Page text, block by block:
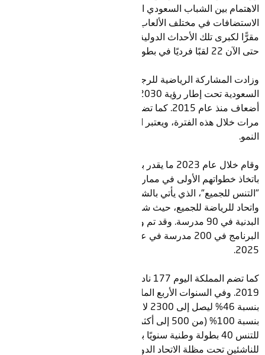
الاهتمام بين الشباب السعودي المتحمسين للرياضة، وزيادة عدد
الاستضافات في مختلف الألعاب والرياضات، وأن تصبح المملكة
مقرًّا لكبرى تلك الأحداث الدولية. وسيدعم تواجد نادال الذي حقق
حتى الآن 22 لقبًا فرديًا في بطولات الجراند سلام هذا التحول.
وزادت المشاركة الرياضية للرجال والنساء في المملكة العربية
أضعاف منذ عام 2015. كما تضاعف عدد الاتحادات الرياضية ثلاث
مرات خلال هذه الفترة، ويعتبر الاتحاد السعودي للتنس مثالاً لهذا
النمو.
باتخاذ خطواتهم الأولى في ممارسة رياضة التنس بفضل برنامج
"التنس للجميع"، الذي يأتي بالشراكة بين الاتحاد السعودي للتنس
واتحاد للرياضة للجميع، حيث شهد إدراج التنس في مناهج التربية
البدنية في 90 مدرسة. وقد تم وضع الخطط المستقبلية لطرح
2025.
2019. وفي السنوات الأربع الماضية، وزاد عدد اللاعبين المسجلين
للتنس 40 بطولة وطنية سنويًا بما في ذلك استضافة ثلاث بطولات
للناشئين تحت مظلة الاتحاد الدولي للتنس في العام الماضي.